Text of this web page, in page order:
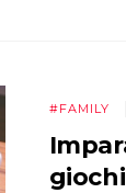
#FAMILY